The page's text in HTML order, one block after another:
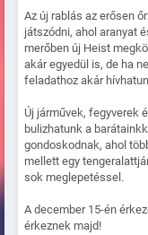
Az új rablás az erősen
játszódni, ahol aranyat
merőben új Heist
akár egyedül is, de ha
feladathoz akár
Új járművek, fegyverek
bulizhatunk a
gondoskodnak, ahol
mellett egy
sok meglepetéssel.
A december 15-én
érkeznek majd!